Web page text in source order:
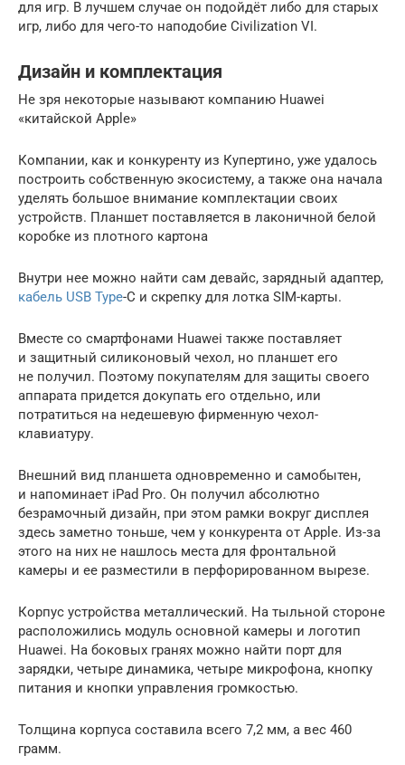
для игр. В лучшем случае он подойдёт либо для старых
игр, либо для чего-то наподобие Civilization VI.
Дизайн и комплектация
Не зря некоторые называют компанию Huawei
«китайской Apple»
Компании, как и конкуренту из Купертино, уже удалось
построить собственную экосистему, а также она начала
уделять большое внимание комплектации своих
устройств. Планшет поставляется в лаконичной белой
коробке из плотного картона
Внутри нее можно найти сам девайс, зарядный адаптер,
кабель USB Type-C и скрепку для лотка SIM-карты.
Вместе со смартфонами Huawei также поставляет
и защитный силиконовый чехол, но планшет его
не получил. Поэтому покупателям для защиты своего
аппарата придется докупать его отдельно, или
потратиться на недешевую фирменную чехол-
клавиатуру.
Внешний вид планшета одновременно и самобытен,
и напоминает iPad Pro. Он получил абсолютно
безрамочный дизайн, при этом рамки вокруг дисплея
здесь заметно тоньше, чем у конкурента от Apple. Из-за
этого на них не нашлось места для фронтальной
камеры и ее разместили в перфорированном вырезе.
Корпус устройства металлический. На тыльной стороне
расположились модуль основной камеры и логотип
Huawei. На боковых гранях можно найти порт для
зарядки, четыре динамика, четыре микрофона, кнопку
питания и кнопки управления громкостью.
Толщина корпуса составила всего 7,2 мм, а вес 460
грамм.